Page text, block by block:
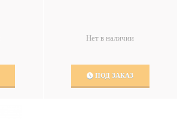
Нет в наличии
ПОД ЗАКАЗ